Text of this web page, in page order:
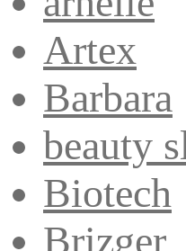
Artex
Barbara
beauty
Biotech
Brizger